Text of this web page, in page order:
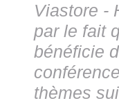
Viastore -
par le fait
bénéficie
thèmes